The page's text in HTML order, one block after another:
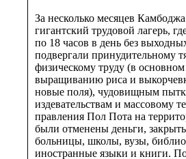
За несколько месяцев
гигантский трудовой лагерь,
по 18 часов в день без
подвергали принудительному
физическому труду (в
выращиванию риса и
новые поля), чудовищным
издевательствам и массовому
правления Пол Пота на
были отменены деньги,
больницы, школы, вузы,
иностранные языки и книги.